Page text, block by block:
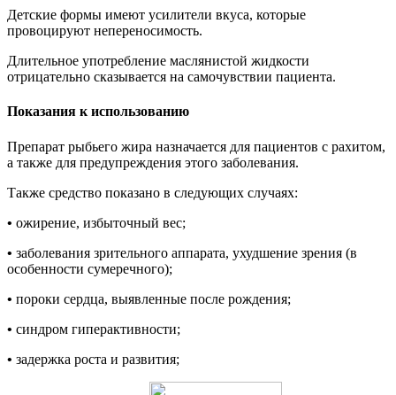
Детские формы имеют усилители вкуса, которые
провоцируют непереносимость.
Длительное употребление маслянистой жидкости
отрицательно сказывается на самочувствии пациента.
Показания к использованию
Препарат рыбьего жира назначается для пациентов с рахитом,
а также для предупреждения этого заболевания.
Также средство показано в следующих случаях:
• ожирение, избыточный вес;
• заболевания зрительного аппарата, ухудшение зрения (в
особенности сумеречного);
• пороки сердца, выявленные после рождения;
• синдром гиперактивности;
• задержка роста и развития;